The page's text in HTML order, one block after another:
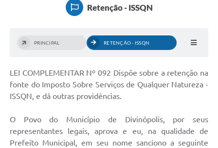
Retenção - ISSQN
PRINCIPAL RETENÇÃO - ISSQN
LEI COMPLEMENTAR Nº 092 Dispõe sobre a retenção na
fonte do Imposto Sobre Serviços de Qualquer Natureza -
ISSQN, e dá outras providências.
O Povo do Município de Divinópolis, por seus
representantes legais, aprova e eu, na qualidade de
Prefeito Municipal, em seu nome sanciono a seguinte